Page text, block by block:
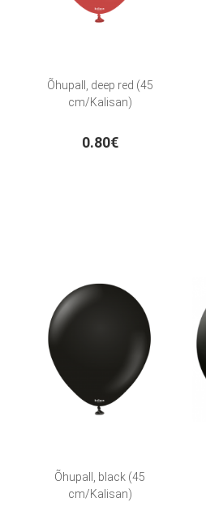
Õhupall, deep red (45
cm/Kalisan)
0.80€
Õhupall, black (45
cm/Kalisan)